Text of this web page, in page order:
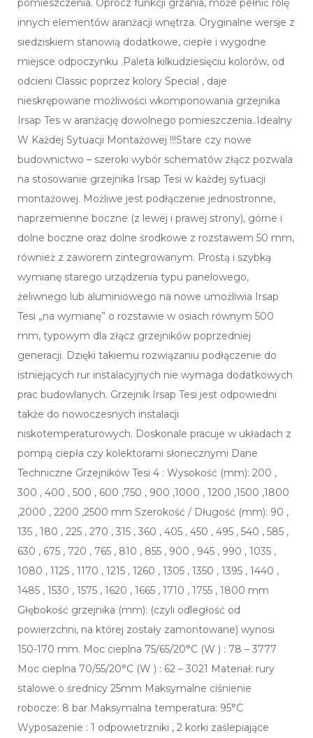
pomieszczenia. Oprócz funkcji grzania, może pełnić rolę
innych elementów aranżacji wnętrza. Oryginalne wersje z
siedziskiem stanowią dodatkowe, ciepłe i wygodne
miejsce odpoczynku .Paleta kilkudziesięciu kolorów, od
odcieni Classic poprzez kolory Special , daje
nieskrępowane możliwości wkomponowania grzejnika
Irsap Tes w aranżację dowolnego pomieszczenia..Idealny
W Każdej Sytuacji Montażowej !!!Stare czy nowe
budownictwo – szeroki wybór schematów złącz pozwala
na stosowanie grzejnika Irsap Tesi w każdej sytuacji
montażowej. Możliwe jest podłączenie jednostronne,
naprzemienne boczne (z lewej i prawej strony), górne i
dolne boczne oraz dolne środkowe z rozstawem 50 mm,
również z zaworem zintegrowanym. Prostą i szybką
wymianę starego urządzenia typu panelowego,
żeliwnego lub aluminiowego na nowe umożliwia Irsap
Tesi „na wymianę” o rozstawie w osiach równym 500
mm, typowym dla złącz grzejników poprzedniej
generacji. Dzięki takiemu rozwiązaniu podłączenie do
istniejących rur instalacyjnych nie wymaga dodatkowych
prac budowlanych. Grzejnik Irsap Tesi jest odpowiedni
także do nowoczesnych instalacji
niskotemperaturowych. Doskonale pracuje w układach z
pompą ciepła czy kolektorami słonecznymi Dane
Techniczne Grzejników Tesi 4 : Wysokość (mm): 200 ,
300 , 400 , 500 , 600 ,750 , 900 ,1000 , 1200 ,1500 ,1800
,2000 , 2200 ,2500 mm Szerokość / Długość (mm): 90 ,
135 , 180 , 225 , 270 , 315 , 360 , 405 , 450 , 495 , 540 , 585 ,
630 , 675 , 720 , 765 , 810 , 855 , 900 , 945 , 990 , 1035 ,
1080 , 1125 , 1170 , 1215 , 1260 , 1305 , 1350 , 1395 , 1440 ,
1485 , 1530 , 1575 , 1620 , 1665 , 1710 , 1755 , 1800 mm
Głębokość grzejnika (mm): (czyli odległość od
powierzchni, na której zostały zamontowane) wynosi
150-170 mm. Moc cieplna 75/65/20°C (W ) : 78 – 3777
Moc cieplna 70/55/20°C (W ) : 62 – 3021 Materiał: rury
stalowe o średnicy 25mm Maksymalne ciśnienie
robocze: 8 bar Maksymalna temperatura: 95°C
Wyposażenie : 1 odpowietrzniki , 2 korki zaślepiające